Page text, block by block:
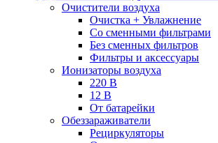
Очистители воздуха
Очистка + Увлажнение
Cо сменными фильтрами
Без сменных фильтров
Фильтры и аксессуары
Ионизаторы воздуха
220 В
12 В
От батарейки
Обеззараживатели
Рециркуляторы